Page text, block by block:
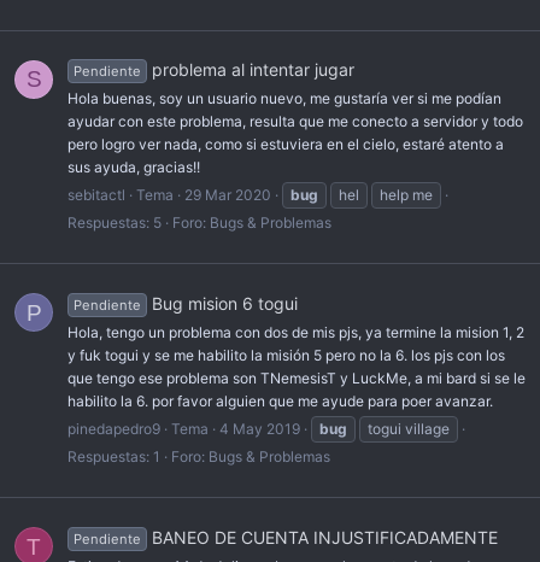
S Pendiente problema al intentar jugar
Hola buenas, soy un usuario nuevo, me gustaría ver si me podían
ayudar con este problema, resulta que me conecto a servidor y todo
pero logro ver nada, como si estuviera en el cielo, estaré atento a
sus ayuda, gracias!!
sebitactl
Tema 29 Mar 2020 bug hel
help me
Respuestas: 5
Foro: Bugs & Problemas
P Pendiente Bug mision 6 togui
Hola, tengo un problema con dos de mis pjs, ya termine la mision 1, 2
y fuk togui y se me habilito la misión 5 pero no la 6. los pjs con los
que tengo ese problema son TNemesisT y LuckMe, a mi bard si se le
habilito la 6. por favor alguien que me ayude para poer avanzar.
pinedapedro9 Tema 4 May 2019 bug
togui village
Respuestas: 1
Foro: Bugs & Problemas
T Pendiente BANEO DE CUENTA INJUSTIFICADAMENTE